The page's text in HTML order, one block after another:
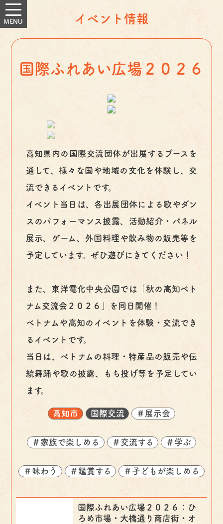
イベント情報
国際ふれあい広場２０２６
高知県内の国際交流団体が出展するブースを
通して、様々な国や地域の文化を体験し、交
流できるイベントです。
イベント当日は、各出展団体による歌やダン
スのパフォーマンス披露、活動紹介・パネル
展示、ゲーム、外国料理や飲み物の販売等を
予定しています。ぜひ遊びにきてください！
また、東洋電化中央公園では「秋の高知ベト
ナム交流会２０２６」を同日開催！
ベトナムや高知のイベントを体験・交流でき
るイベントです。
当日は、ベトナムの料理・特産品の販売や伝
統舞踊や歌の披露、もち投げ等を予定してい
ます。
高知市 国際交流 ＃展示会
＃家族で楽しめる ＃交流する ＃学ぶ
＃味わう ＃鑑賞する ＃子どもが楽しめる
国際ふれあい広場２０２６：ひ
ろめ市場・大橋通り商店街・オ